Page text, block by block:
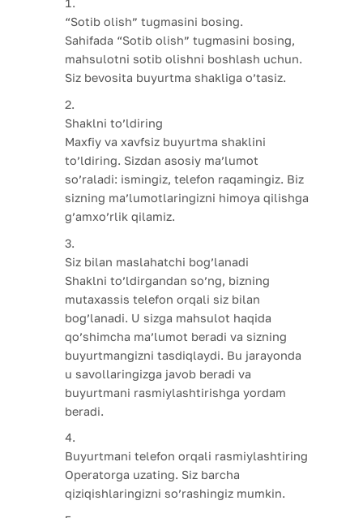
“Sotib olish” tugmasini bosing.
Sahifada “Sotib olish” tugmasini bosing,
mahsulotni sotib olishni boshlash uchun.
Siz bevosita buyurtma shakliga o’tasiz.
Shaklni to’ldiring
Maxfiy va xavfsiz buyurtma shaklini
to’ldiring. Sizdan asosiy ma’lumot
so’raladi: ismingiz, telefon raqamingiz. Biz
sizning ma’lumotlaringizni himoya qilishga
g’amxo’rlik qilamiz.
Siz bilan maslahatchi bog’lanadi
Shaklni to’ldirgandan so’ng, bizning
mutaxassis telefon orqali siz bilan
bog’lanadi. U sizga mahsulot haqida
qo’shimcha ma’lumot beradi va sizning
buyurtmangizni tasdiqlaydi. Bu jarayonda
u savollaringizga javob beradi va
buyurtmani rasmiylashtirishga yordam
beradi.
Buyurtmani telefon orqali rasmiylashtiring
Operatorga uzating. Siz barcha
qiziqishlaringizni so’rashingiz mumkin.